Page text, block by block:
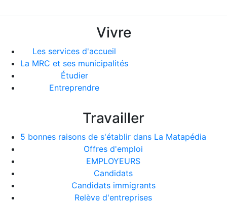
Vivre
Les services d'accueil
La MRC et ses municipalités
Étudier
Entreprendre
Travailler
5 bonnes raisons de s'établir dans La Matapédia
Offres d'emploi
EMPLOYEURS
Candidats
Candidats immigrants
Relève d'entreprises